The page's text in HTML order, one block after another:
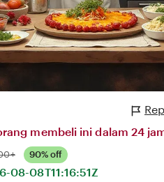
membeli ini dalam 24
90% off
08-08T11:16:51Z